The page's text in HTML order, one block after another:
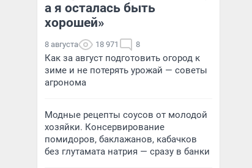
а я осталась быть
хорошей»
8 августа 18 971 8
Как за август подготовить огород к
зиме и не потерять урожай — советы
агронома
Модные рецепты соусов от молодой
хозяйки. Консервирование
помидоров, баклажанов, кабачков
без глутамата натрия — сразу в банки